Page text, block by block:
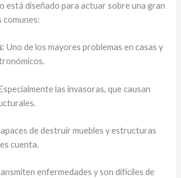
está diseñado para actuar sobre una gran
comunes:
: Uno de los mayores problemas en casas y
las invasoras, que causan
de destruir muebles y estructuras
cuenta.
enfermedades y son difíciles de